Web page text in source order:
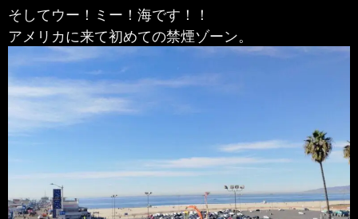
そしてウー！ミー！海です！！
アメリカに来て初めての禁煙ゾーン。